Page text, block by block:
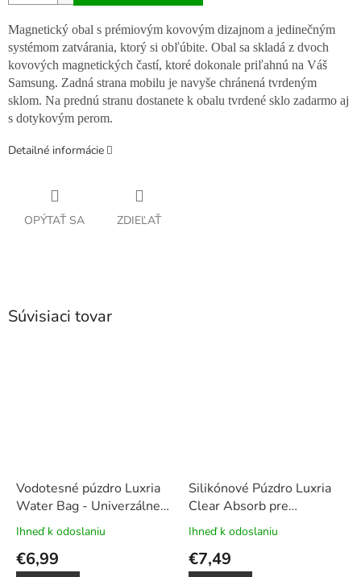
Magnetický obal s prémiovým kovovým dizajnom a jedinečným
systémom zatvárania, ktorý si obľúbite. Obal sa skladá z dvoch
kovových magnetických častí, ktoré dokonale priľahnú na Váš
Samsung. Zadná strana mobilu je navyše chránená tvrdeným
sklom. Na prednú stranu dostanete k obalu tvrdené sklo zadarmo aj
s dotykovým perom.
Detailné informácie
OPÝTAŤ SA ZDIEĽAŤ
Súvisiaci tovar
Vodotesné púzdro Luxria
Water Bag - Univerzálne
Priemerné
hodnotenie
produktu
Ihneď k odoslaniu
€6,99
Silikónové Púzdro Luxria
Clear Absorb pre
Samsung - Priehľadné
Priemerné
hodnotenie
produktu
Ihneď k odoslaniu
€7,49